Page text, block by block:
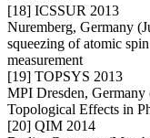
[18] ICSSUR 2013
Nuremberg, Germany
squeezing of atomic
measurement
[19] TOPSYS 2013
MPI Dresden, Germany
Topological Effects in
[20] QIM 2014